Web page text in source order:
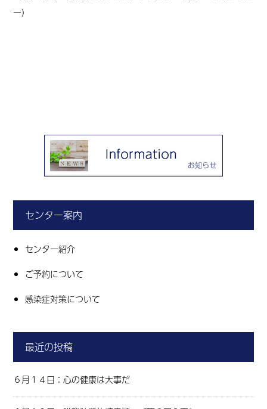
ー）
センター案内
センター紹介
ご予約について
感染症対策について
最近の投稿
６月１４日：心の健康は大事だ